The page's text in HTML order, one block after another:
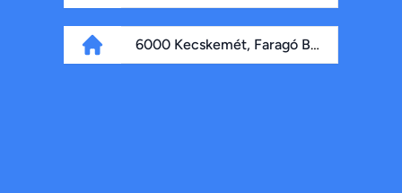
6000 Kecskemét, Faragó Béla fasor 4